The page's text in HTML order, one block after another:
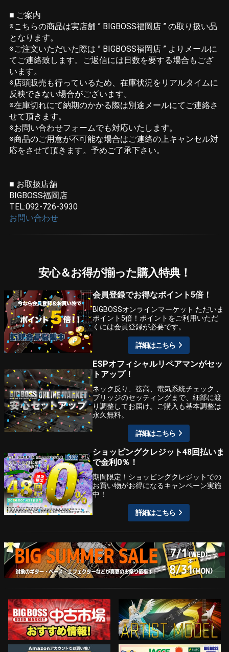
■ ご案内
※こちらの商品は実店舗 ” BIGBOSS福岡店 ” の取り扱い品
となります。
※ご注文いただいた際は ” BIGBOSS福岡店 ” よりメールに
てご連絡致します。ご返信には日数を要する場合もござ
います。
※店頭販売も行っているため、在庫状況をリアルタイムに
反映できない場合がございます。
※在庫切れにて納期のかかる際は別途メールにてご連絡さ
せて頂きます。
※お問い合わせフォームでも対応いたします。
※商品のご用意が不可能な場合はご連絡の上キャンセル対
応をさせて頂きます。予めご了承下さい。
■ お取扱店舗
BIGBOSS福岡店
TEL:092-726-3930
お問い合わせ
安心＆お得が揃った購入特典！
会員登録でお得なポイント5倍！
BIGBOSSオンラインマーケット ただいま
ポイント5倍！ポイントをご利用いただ
くには会員登録が必要です。
詳細はこちら
ESPオフィシャルリペアマンがセッ
トアップ！
ネック反り、弦高、電気系統チェック 、
ブリッジのセッティングまで、細部に渡
り調整してお届け。ご購入も基本調整は
永久無料。
詳細はこちら
ショッピングクレジット48回払いま
で金利0％！
期間限定！ショッピングクレジットでの
お買い物がお得になるキャンペーン実施
中！
詳細はこちら